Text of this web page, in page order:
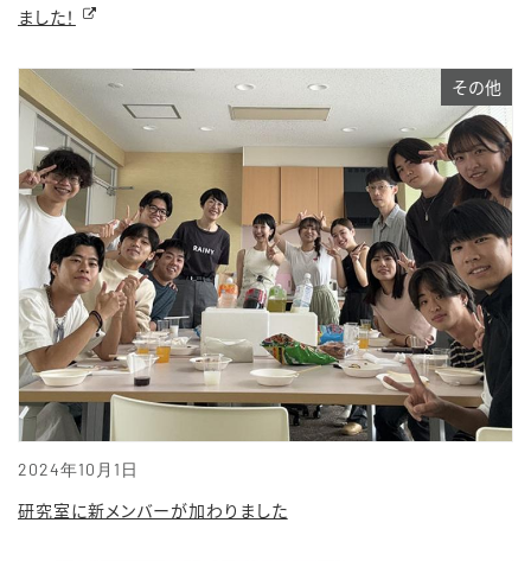
ました！
2024年10月1日
その他
研究室に新メンバーが加わりました